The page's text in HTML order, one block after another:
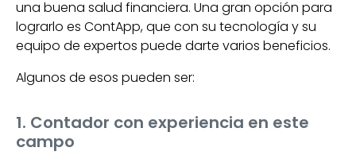
una buena salud financiera. Una gran opción para
lograrlo es ContApp, que con su tecnología y su
equipo de expertos puede darte varios beneficios.
Algunos de esos pueden ser:
1. Contador con experiencia en este
campo